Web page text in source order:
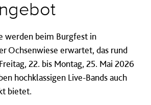
werden beim Burgfest in
Ochsenwiese erwartet, das rund
22. bis Montag, 25. Mai 2026
hochklassigen Live-Bands auch
bietet.